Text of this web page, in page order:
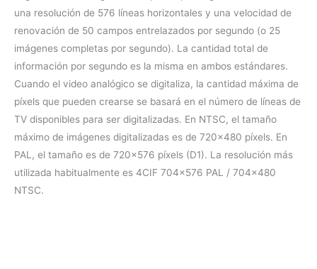
una resolución de 576 líneas horizontales y una velocidad de
renovación de 50 campos entrelazados por segundo (o 25
imágenes completas por segundo). La cantidad total de
información por segundo es la misma en ambos estándares.
Cuando el video analógico se digitaliza, la cantidad máxima de
píxels que pueden crearse se basará en el número de líneas de
TV disponibles para ser digitalizadas. En NTSC, el tamaño
máximo de imágenes digitalizadas es de 720×480 píxels. En
PAL, el tamaño es de 720×576 píxels (D1). La resolución más
utilizada habitualmente es 4CIF 704×576 PAL / 704×480
NTSC.